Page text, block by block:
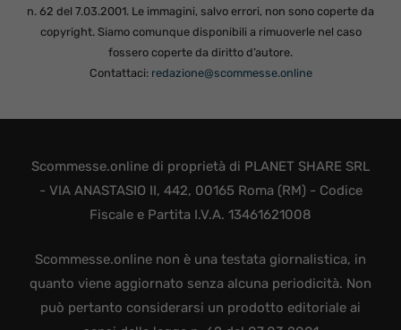
n. 62 del 7.03.2001. Le immagini, salvo errori, non sono coperte da
copyright. Siamo comunque disponibili a rimuoverle nel caso
fossero coperte da diritto d’autore.
Contattaci: redazione@scommesse.online
Scommesse.online di proprietà di PLANET SHARE SRL
- VIA ANASTASIO II, 442, 00165 Roma (RM) - Codice
Fiscale e Partita I.V.A. 13461621008
Scommesse.online non è una testata giornalistica, in
quanto viene aggiornato senza alcuna periodicità. Non
può pertanto considerarsi un prodotto editoriale ai